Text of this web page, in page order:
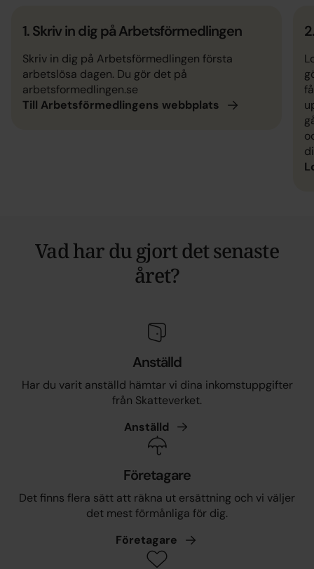
1.Skriv in dig på Arbetsförmedlingen
Skriv in dig på Arbetsförmedlingen första
arbetslösa dagen. Du gör det på
arbetsformedlingen.se
Till Arbetsförmedlingens webbplats
Vad har du gjort det senaste
året?
Anställd
Har du varit anställd hämtar vi dina inkomstuppgifter
från Skatteverket.
Anställd
Företagare
Det finns flera sätt att räkna ut ersättning och vi väljer
det mest förmånliga för dig.
Företagare